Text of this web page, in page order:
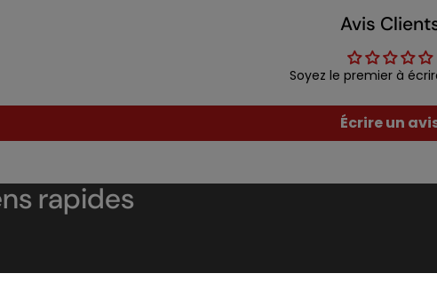
Avis
Soyez le premier à
Écrire un
rapides